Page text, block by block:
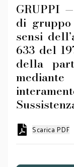
GRUPPI
di
sensi
633 del
della
Scarica PDF